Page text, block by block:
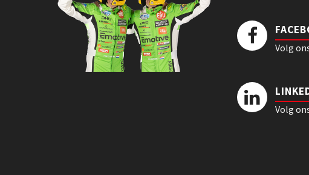
Volg
Volg